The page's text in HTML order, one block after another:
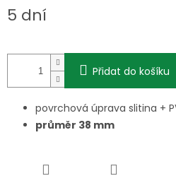
cena:
5 dní
Přidat do košíku
povrchová úprava slitina +
průměr 38 mm